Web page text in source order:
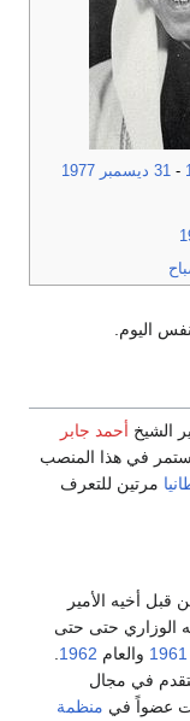
- 31 ديسمبر
1977
اليوم.
الشيخ أحمد جابر
في هذا المنصب
مرتين للتعرف
قبل أخيه الأمير
الوزاري حتى حتى
1961 والعام 1962
في مجال
عضواً في منظمة